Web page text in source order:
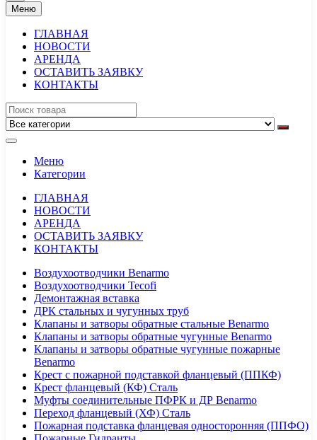
Меню
ГЛАВНАЯ
НОВОСТИ
АРЕНДА
ОСТАВИТЬ ЗАЯВКУ
КОНТАКТЫ
Меню
Категории
ГЛАВНАЯ
НОВОСТИ
АРЕНДА
ОСТАВИТЬ ЗАЯВКУ
КОНТАКТЫ
Воздухоотводчики Benarmo
Воздухоотводчики Tecofi
Демонтажная вставка
ДРК стальных и чугунных труб
Клапаны и затворы обратные стальные Benarmo
Клапаны и затворы обратные чугунные Benarmo
Клапаны и затворы обратные чугунные пожарные
Benarmo
Крест с пожарной подставкой фланцевый (ППКФ)
Крест фланцевый (КФ) Сталь
Муфты соединительные ПФРК и ДР Benarmo
Переход фланцевый (ХФ) Сталь
Пожарная подставка фланцевая односторонняя (ППФО)